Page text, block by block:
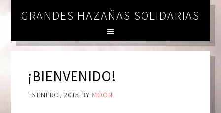
GRANDES HAZAÑAS SOLIDARIAS
¡BIENVENIDO!
16 ENERO, 2015 BY MOON